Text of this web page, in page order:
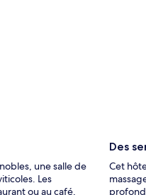
e
une salle de
Les
ou au café,
Des
Cet